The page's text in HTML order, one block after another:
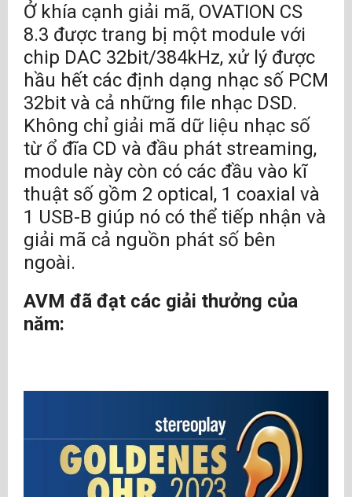
Ở khía cạnh giải mã, OVATION CS
8.3 được trang bị một module với
chip DAC 32bit/384kHz, xử lý được
hầu hết các định dạng nhạc số PCM
32bit và cả những file nhạc DSD.
Không chỉ giải mã dữ liệu nhạc số
từ ổ đĩa CD và đầu phát streaming,
module này còn có các đầu vào kĩ
thuật số gồm 2 optical, 1 coaxial và
1 USB-B giúp nó có thể tiếp nhận và
giải mã cả nguồn phát số bên
ngoài.
AVM đã đạt các giải thưởng của
năm: